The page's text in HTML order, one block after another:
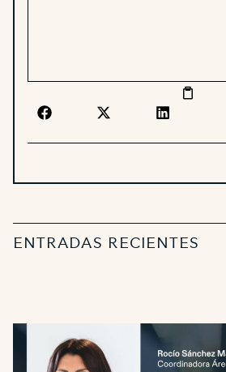
ENTRADAS RECIENTES